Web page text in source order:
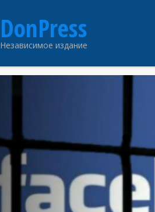
DonPress
Независимое издание